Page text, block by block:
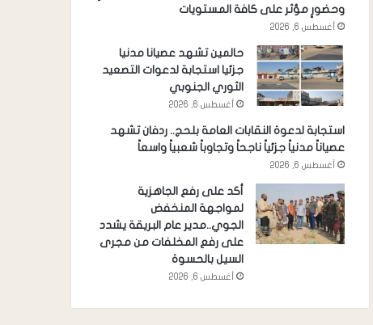
وحضورٍ مؤثر على كافة المستويات
أغسطس 6, 2026
حالمين تشهد عصيانا مدنيا
جزئيا استجابة لدعوات التصعيد
الثوري الجنوبي
أغسطس 6, 2026
استجابة لدعوة النقابات العامة بلحج.. ردفان تشهد
عصياناً مدنياً جزئياً ناجحاً وتجاوباً شعبياً واسعاً
أغسطس 6, 2026
أكد على رفع الجاهزية
لمواجهة المنخفض
الجوي..مدير عام البريقة يشدد
على رفع المخلفات من مجرى
السيل بالحسوة
أغسطس 6, 2026